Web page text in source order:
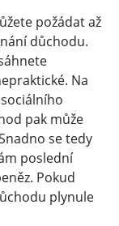
požádat až
důchodu.
Na
pak může
se tedy
poslední
Pokud
plynule